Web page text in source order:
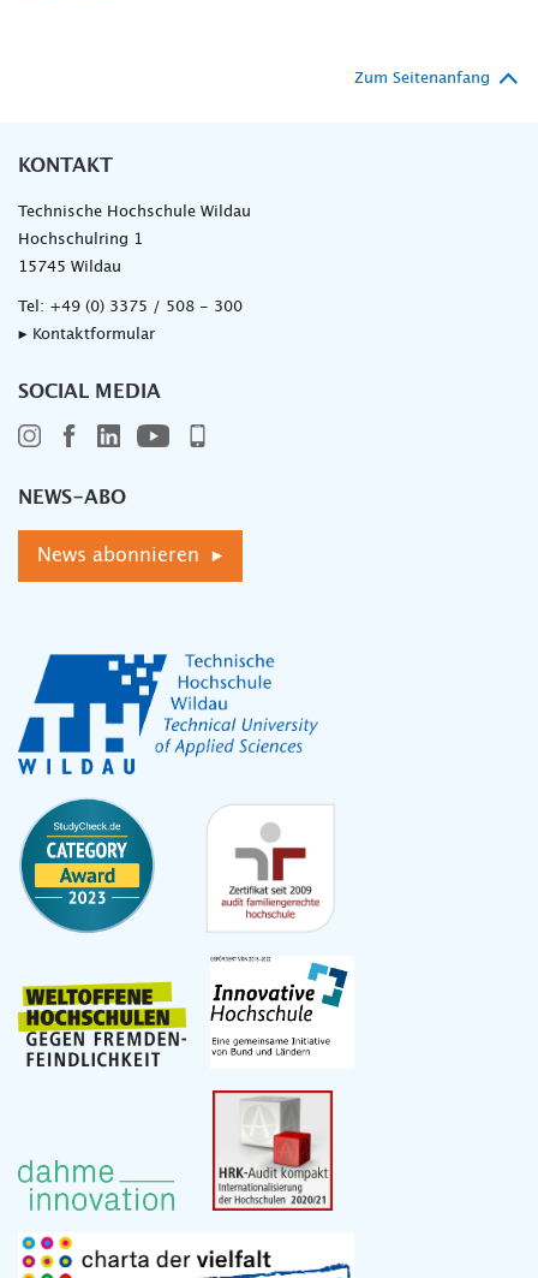
Zum Seitenanfang
KONTAKT
Technische Hochschule Wildau
Hochschulring 1
15745 Wildau
Tel: +49 (0) 3375 / 508 - 300
▸ Kontaktformular
SOCIAL MEDIA
NEWS-ABO
News abonnieren ▸